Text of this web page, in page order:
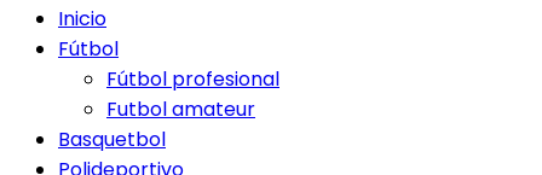
Inicio
Fútbol
Fútbol profesional
Futbol amateur
Basquetbol
Polideportivo